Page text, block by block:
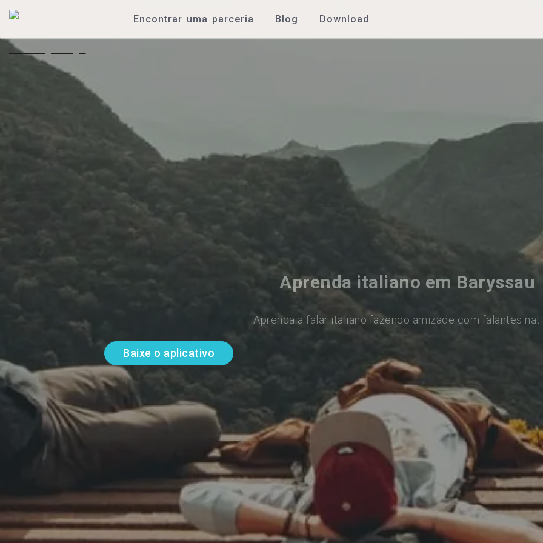
Encontrar uma parceria Blog Download
Aprenda italiano em Baryssau
Aprenda a falar italiano fazendo amizade com falantes
Baixe o aplicativo